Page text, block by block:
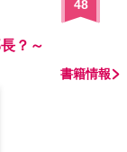
48
？～
書籍情報